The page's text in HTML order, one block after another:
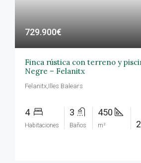
729.900€
Finca rústica con terreno y
Negre – Felanitx
Felanitx,Illes Balears
4
Habitaciones
3
Baños
450
m²